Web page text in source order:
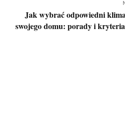
Jak wybrać odpowiedni
swojego domu: porady i